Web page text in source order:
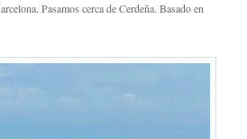
Pasamos cerca de Cerdeña. Basado en